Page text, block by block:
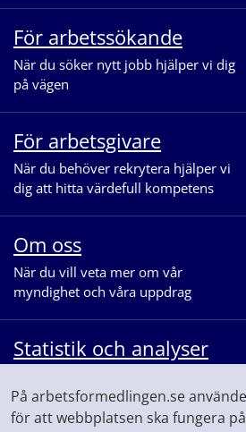
På arbetsformedlingen.se
för att webbplatsen ska fungera
För arbetssökande
När du söker nytt jobb hjälper vi dig
på vägen
För arbetsgivare
När du behöver rekrytera hjälper vi
dig att hitta värdefull kompetens
Om oss
När du vill veta mer om vår
myndighet och våra uppdrag
Statistik och analyser
våra analyser för arbetsmarknaden